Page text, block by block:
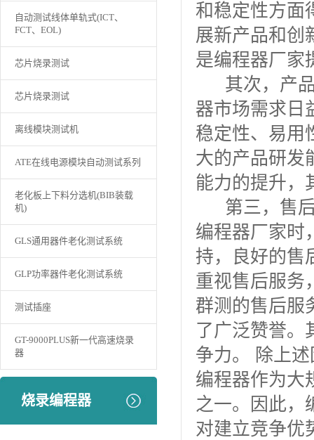
自动测试线体单轨式(ICT、
FCT、EOL)
芯片烧录测试
芯片烧录测试
离线模块测试机
ATE在线电源模块自动测试系列
老化板上下料分选机(BIB装载
机)
GLS通用器件老化测试系统
GLP功率器件老化测试系统
测试插座
GT-9000PLUS新一代高速烧录
器
烧录编程器
和稳定性方面
展新产品和创
是编程器厂家
其次，产品
器市场需求日
稳定性、易用
大的产品研发
能力的提升，
第三，售后
编程器厂家时
持，良好的售
重视售后服务
群测 的售后服
了广泛赞誉。
争力。 除上
编程器作为大
之一。因此，
对建立竞争优